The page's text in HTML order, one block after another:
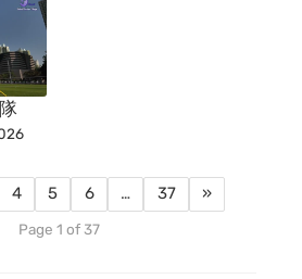
4 5 6 … 37 »
Page 1 of 37